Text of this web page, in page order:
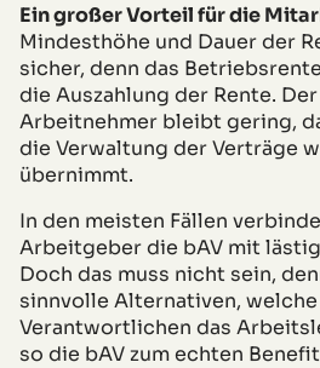
Ein großer Vorteil für die
Mindesthöhe und Dauer der
sicher, denn das
die Auszahlung der Rente.
Arbeitnehmer bleibt gering,
die Verwaltung der Verträge
übernimmt.
In den meisten Fällen
Arbeitgeber die bAV mit
Doch das muss nicht sein,
sinnvolle Alternativen, welche
Verantwortlichen das
so die bAV zum echten